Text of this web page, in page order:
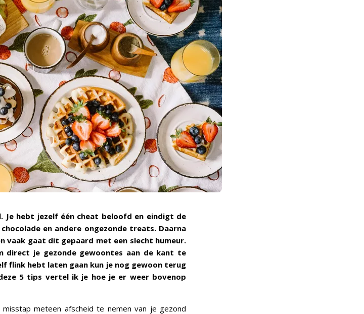
Je hebt jezelf één cheat beloofd en eindigt de
en andere ongezonde treats. Daarna
vaak gaat dit gepaard met een slecht humeur.
direct je gezonde gewoontes aan de kant te
flink hebt laten gaan kun je nog gewoon terug
5 tips vertel ik je hoe je er weer bovenop
meteen afscheid te nemen van je gezond